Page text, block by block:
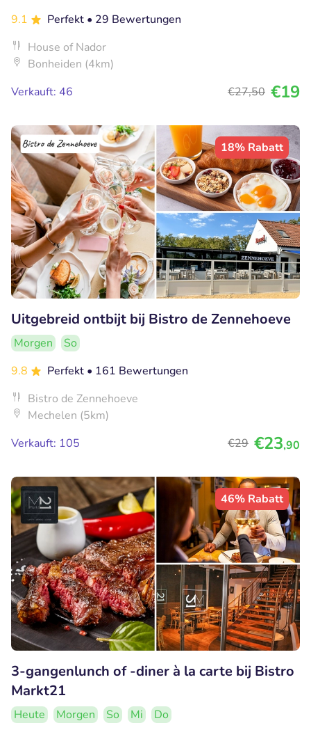
9.1
Perfekt • 29 Bewertungen
House of Nador
Bonheiden (4km)
Verkauft: 46
€27,50 €19
18% Rabatt
Uitgebreid ontbijt bij Bistro de Zennehoeve
Morgen
So
9.8
Perfekt • 161 Bewertungen
Bistro de Zennehoeve
Mechelen (5km)
Verkauft: 105
€29 €23,90
46% Rabatt
3-gangenlunch of -diner à la carte bij Bistro
Markt21
Heute Morgen So Mi
Do